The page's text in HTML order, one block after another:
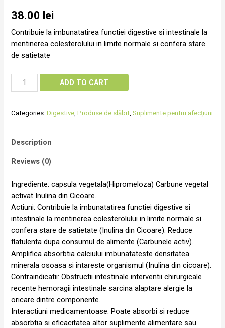
38.00 lei
Contribuie la imbunatatirea functiei digestive si intestinale la
mentinerea colesterolului in limite normale si confera stare
de satietate
ADD TO CART
Categories:Digestive ,Produse de slăbit ,Suplimente pentru afecțiuni
Description
Reviews (0)
Ingrediente: capsula vegetala(Hipromeloza) Carbune vegetal
activat Inulina din Cicoare.
Actiuni: Contribuie la imbunatatirea functiei digestive si
intestinale la mentinerea colesterolului in limite normale si
confera stare de satietate (Inulina din Cicoare). Reduce
flatulenta dupa consumul de alimente (Carbunele activ).
Amplifica absorbtia calciului imbunatateste densitatea
minerala osoasa si intareste organismul (Inulina din cicoare).
Contraindicatii: Obstructii intestinale interventii chirurgicale
recente hemoragii intestinale sarcina alaptare alergie la
oricare dintre componente.
Interactiuni medicamentoase: Poate absorbi si reduce
absorbtia si eficacitatea altor suplimente alimentare sau